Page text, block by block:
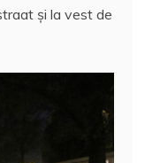
și la vest de